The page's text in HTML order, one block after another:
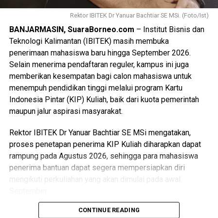
Bagikan ke
WhatsApp 0 Facebook 0
Messenger 0 Twitter/X 0
(keluarga) tapi tinggal di tanah dan air yang sama, kita
semua tetap akrab dan bersatu,” ujar Bang Yadie, panggilan
akrab Khairiadi Asa di kalangan seniman.
Menurut Khairiadi Asa diharapkan lagu “Lempeng Pisang”
ini bisa diluncurkan bertepatan HUT ke-500 Kota
Banjarmasin, pada 24 September 2026 nanti. Konsep
sederhana lagu ini sudah ditampilkan di platform media
sosial akunnya Khairiadi Asa (FB).
berbagai sampel atau konsep. Ini berawal dari tantangan
Pak Yani Makkie mantan Kepala Disporabudpar Kota
Banjarbaru, dalam sebuah tayangan di akun FB beliau
menampilkan wadai lempeng. Saya komentari, ternyata
Penulis : Khairadi Asa
Rektor IBITEK Dr Yanuar Bachtiar SE MSi. (Foto/Ist)
BANJARMASIN, SuaraBorneo.com – Institut Bisnis dan
Teknologi Kalimantan (IBITEK) masih membuka
penerimaan mahasiswa baru hingga September 2026.
Selain menerima pendaftaran reguler, kampus ini juga
memberikan kesempatan bagi calon mahasiswa untuk
menempuh pendidikan tinggi melalui program Kartu
Indonesia Pintar (KIP) Kuliah, baik dari kuota pemerintah
maupun jalur aspirasi masyarakat.
Rektor IBITEK Dr Yanuar Bachtiar SE MSi mengatakan,
proses penetapan penerima KIP Kuliah diharapkan dapat
rampung pada Agustus 2026, sehingga para mahasiswa
penerima bantuan dapat segera mempersiapkan diri
mengikuti perkuliahan yang akan dimulai pada awal
“Kami masih menerima mahasiswa baru hingga periode
CONTINUE READING